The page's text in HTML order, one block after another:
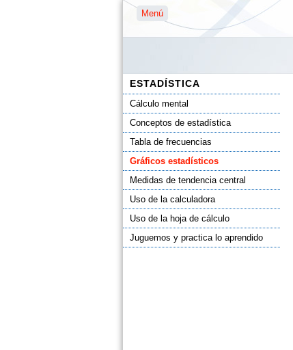
Menú
ESTADÍSTICA
Cálculo mental
Conceptos de estadística
Tabla de frecuencias
Gráficos estadísticos
Medidas de tendencia central
Uso de la calculadora
Uso de la hoja de cálculo
Juguemos y practica lo aprendido